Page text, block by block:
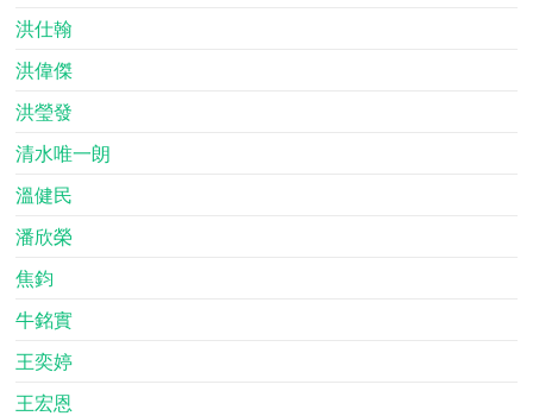
洪仕翰
洪偉傑
洪瑩發
清水唯一朗
溫健民
潘欣榮
焦鈞
牛銘實
王奕婷
王宏恩